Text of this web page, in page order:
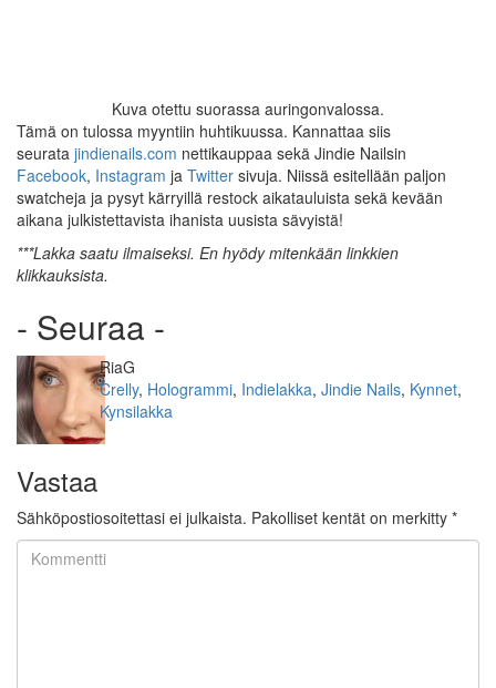
Kuva otettu suorassa auringonvalossa.
Tämä on tulossa myyntiin huhtikuussa. Kannattaa siis
seurata jindienails.com nettikauppaa sekä Jindie Nailsin
Facebook, Instagram ja Twitter sivuja. Niissä esitellään paljon
swatcheja ja pysyt kärryillä restock aikatauluista sekä kevään
aikana julkistettavista ihanista uusista sävyistä!
***Lakka saatu ilmaiseksi. En hyödy mitenkään linkkien
klikkauksista.
- Seuraa -
Kirjoittaja
RiaG
Kategoriat
Crelly, Hologrammi, Indielakka, Jindie Nails, Kynnet,
Kynsilakka
Vastaa
Sähköpostiosoitettasi ei julkaista. Pakolliset kentät on merkitty *
Kommentti